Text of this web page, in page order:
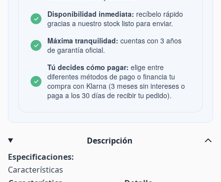
Disponibilidad inmediata: recíbelo rápido
gracias a nuestro stock listo para enviar.
Máxima tranquilidad: cuentas con 3 años
de garantía oficial.
Tú decides cómo pagar: elige entre
diferentes métodos de pago o financia tu
compra con Klarna (3 meses sin intereses o
paga a los 30 días de recibir tu pedido).
Descripción
Especificaciones:
Características